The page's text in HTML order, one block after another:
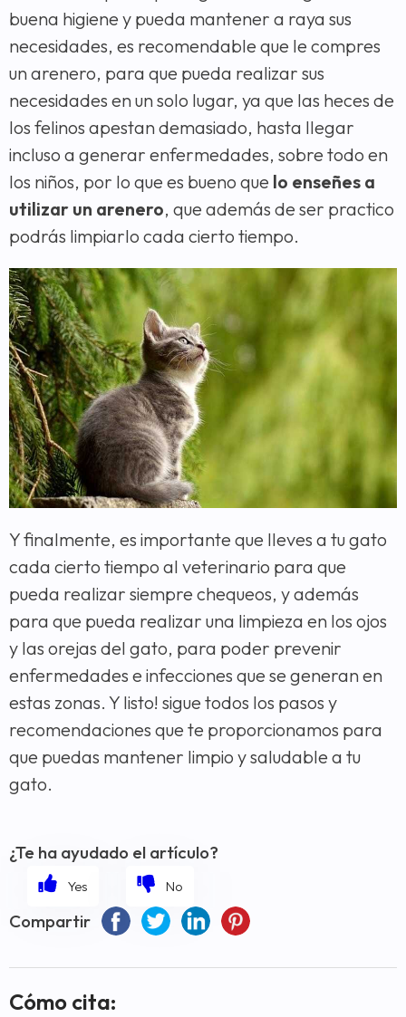
buena higiene y pueda mantener a raya sus
necesidades, es recomendable que le compres
un arenero, para que pueda realizar sus
necesidades en un solo lugar, ya que las heces de
los felinos apestan demasiado, hasta llegar
incluso a generar enfermedades, sobre todo en
los niños, por lo que es bueno que lo enseñes a
utilizar un arenero, que además de ser practico
podrás limpiarlo cada cierto tiempo.
Y finalmente, es importante que lleves a tu gato
cada cierto tiempo al veterinario para que
pueda realizar siempre chequeos, y además
para que pueda realizar una limpieza en los ojos
y las orejas del gato, para poder prevenir
enfermedades e infecciones que se generan en
estas zonas. Y listo! sigue todos los pasos y
recomendaciones que te proporcionamos para
que puedas mantener limpio y saludable a tu
gato.
¿Te ha ayudado el artículo?
Compartir
Cómo cita: